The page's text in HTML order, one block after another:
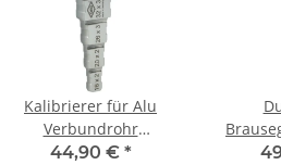
Kalibrierer für Alu
Verbundrohr
Kunststoffrohr 16 bis
44,90 € *
Cento